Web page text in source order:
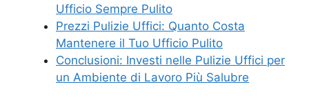
Ufficio Sempre Pulito
Prezzi Pulizie Uffici: Quanto Costa
Mantenere il Tuo Ufficio Pulito
Conclusioni: Investi nelle Pulizie Uffici per
un Ambiente di Lavoro Più Salubre